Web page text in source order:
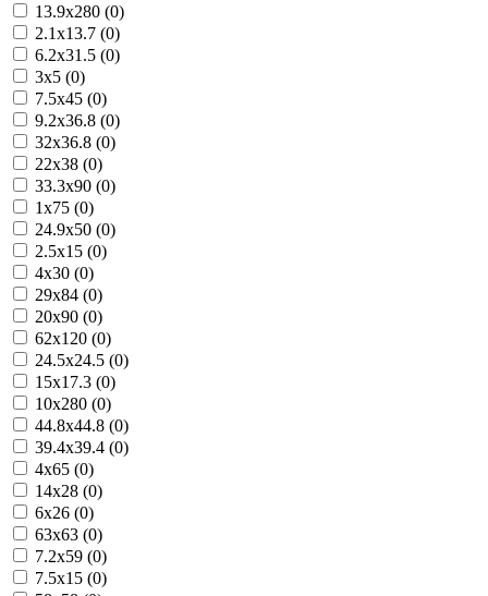
13.9x280 (0)
2.1x13.7 (0)
6.2x31.5 (0)
3x5 (0)
7.5x45 (0)
9.2x36.8 (0)
32x36.8 (0)
22x38 (0)
33.3x90 (0)
1x75 (0)
24.9x50 (0)
2.5x15 (0)
4x30 (0)
29x84 (0)
20x90 (0)
62x120 (0)
24.5x24.5 (0)
15x17.3 (0)
10x280 (0)
44.8x44.8 (0)
39.4x39.4 (0)
4x65 (0)
14x28 (0)
6x26 (0)
63x63 (0)
7.2x59 (0)
7.5x15 (0)